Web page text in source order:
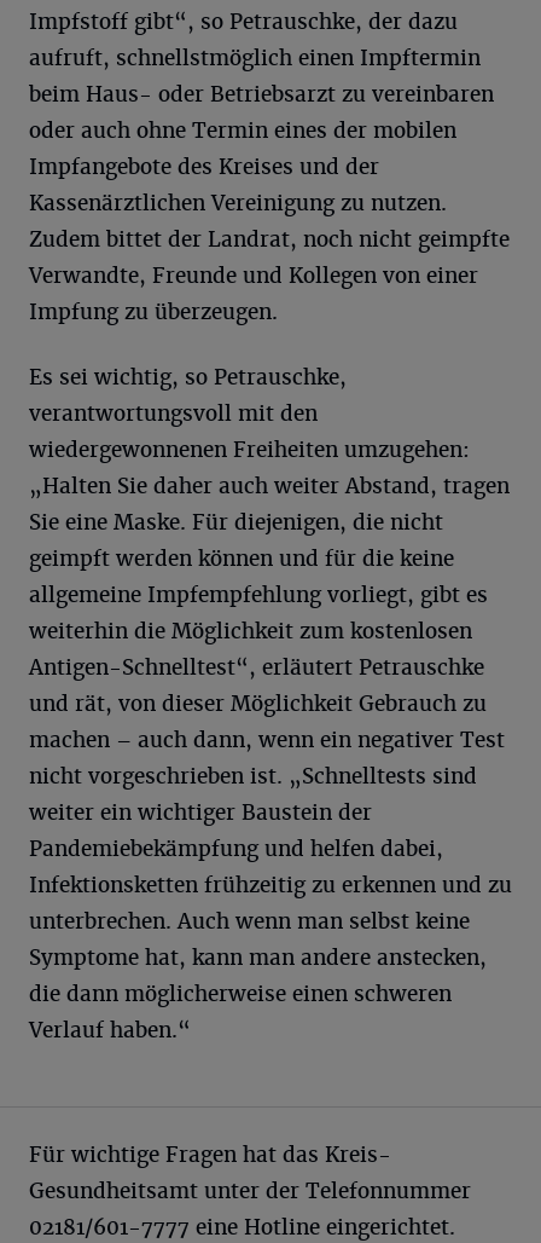
Impfstoff gibt“, so Petrauschke, der dazu
aufruft, schnellstmöglich einen Impftermin
beim Haus- oder Betriebsarzt zu vereinbaren
oder auch ohne Termin eines der mobilen
Impfangebote des Kreises und der
Kassenärztlichen Vereinigung zu nutzen.
Zudem bittet der Landrat, noch nicht geimpfte
Verwandte, Freunde und Kollegen von einer
Impfung zu überzeugen.
Es sei wichtig, so Petrauschke,
verantwortungsvoll mit den
wiedergewonnenen Freiheiten umzugehen:
„Halten Sie daher auch weiter Abstand, tragen
Sie eine Maske. Für diejenigen, die nicht
geimpft werden können und für die keine
allgemeine Impfempfehlung vorliegt, gibt es
weiterhin die Möglichkeit zum kostenlosen
Antigen-Schnelltest“, erläutert Petrauschke
und rät, von dieser Möglichkeit Gebrauch zu
machen – auch dann, wenn ein negativer Test
nicht vorgeschrieben ist. „Schnelltests sind
weiter ein wichtiger Baustein der
Pandemiebekämpfung und helfen dabei,
Infektionsketten frühzeitig zu erkennen und zu
unterbrechen. Auch wenn man selbst keine
Symptome hat, kann man andere anstecken,
die dann möglicherweise einen schweren
Verlauf haben.“
Für wichtige Fragen hat das Kreis-
Gesundheitsamt unter der Telefonnummer
02181/601-7777 eine Hotline eingerichtet.